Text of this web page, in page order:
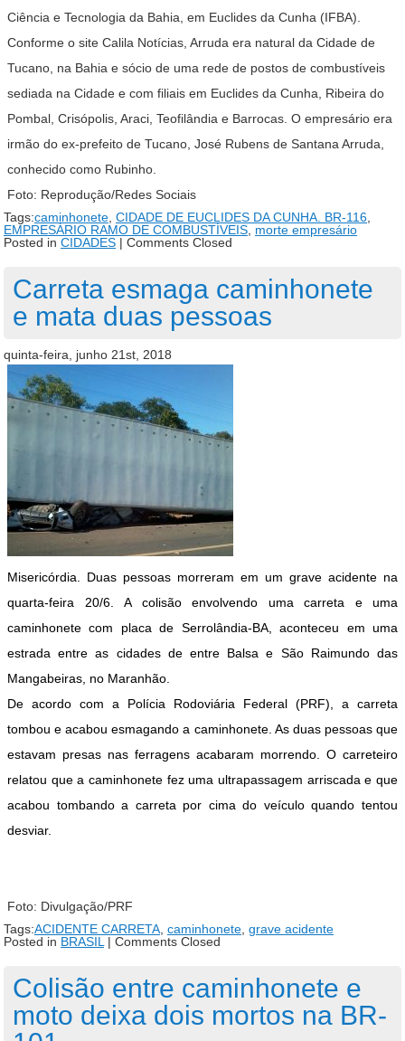
Ciência e Tecnologia da Bahia, em Euclides da Cunha (IFBA).
Conforme o site Calila Notícias, Arruda era natural da Cidade de
Tucano, na Bahia e sócio de uma rede de postos de combustíveis
sediada na Cidade e com filiais em Euclides da Cunha, Ribeira do
Pombal, Crisópolis, Araci, Teofilândia e Barrocas. O empresário era
irmão do ex-prefeito de Tucano, José Rubens de Santana Arruda,
conhecido como Rubinho.
Foto: Reprodução/Redes Sociais
Tags:caminhonete CIDADE DE EUCLIDES DA CUNHA. BR-116
EMPRESÁRIO RAMO DE COMBUSTÍVEIS morte empresário
Posted in CIDADES | Comments Closed
Carreta esmaga caminhonete
e mata duas pessoas
quinta-feira, junho 21st, 2018
Misericórdia. Duas pessoas morreram em um grave acidente na
quarta-feira 20/6. A colisão envolvendo uma carreta e uma
caminhonete com placa de Serrolândia-BA, aconteceu em uma
estrada entre as cidades de entre Balsa e São Raimundo das
Mangabeiras, no Maranhão.
De acordo com a Polícia Rodoviária Federal (PRF), a carreta
tombou e acabou esmagando a caminhonete. As duas pessoas que
estavam presas nas ferragens acabaram morrendo. O carreteiro
relatou que a caminhonete fez uma ultrapassagem arriscada e que
acabou tombando a carreta por cima do veículo quando tentou
desviar.
Foto: Divulgação/PRF
Tags:ACIDENTE CARRETA caminhonete grave acidente
Posted in BRASIL | Comments Closed
Colisão entre caminhonete e
moto deixa dois mortos na BR-